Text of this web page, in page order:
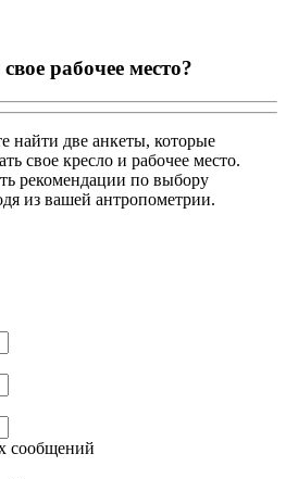
рабочее место?
найти две анкеты, которые
свое кресло и рабочее место.
рекомендации по выбору
из вашей антропометрии.
сообщений